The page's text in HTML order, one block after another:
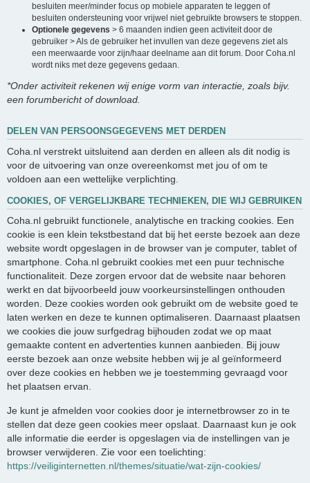
besluiten meer/minder focus op mobiele apparaten te leggen of
besluiten ondersteuning voor vrijwel niet gebruikte browsers te stoppen.
Optionele gegevens > 6 maanden indien geen activiteit door de
gebruiker > Als de gebruiker het invullen van deze gegevens ziet als
een meerwaarde voor zijn/haar deelname aan dit forum. Door Coha.nl
wordt niks met deze gegevens gedaan.
*Onder activiteit rekenen wij enige vorm van interactie, zoals bijv.
een forumbericht of download.
DELEN VAN PERSOONSGEGEVENS MET DERDEN
Coha.nl verstrekt uitsluitend aan derden en alleen als dit nodig is
voor de uitvoering van onze overeenkomst met jou of om te
voldoen aan een wettelijke verplichting.
COOKIES, OF VERGELIJKBARE TECHNIEKEN, DIE WIJ GEBRUIKEN
Coha.nl gebruikt functionele, analytische en tracking cookies. Een
cookie is een klein tekstbestand dat bij het eerste bezoek aan deze
website wordt opgeslagen in de browser van je computer, tablet of
smartphone. Coha.nl gebruikt cookies met een puur technische
functionaliteit. Deze zorgen ervoor dat de website naar behoren
werkt en dat bijvoorbeeld jouw voorkeursinstellingen onthouden
worden. Deze cookies worden ook gebruikt om de website goed te
laten werken en deze te kunnen optimaliseren. Daarnaast plaatsen
we cookies die jouw surfgedrag bijhouden zodat we op maat
gemaakte content en advertenties kunnen aanbieden. Bij jouw
eerste bezoek aan onze website hebben wij je al geïnformeerd
over deze cookies en hebben we je toestemming gevraagd voor
het plaatsen ervan.
Je kunt je afmelden voor cookies door je internetbrowser zo in te
stellen dat deze geen cookies meer opslaat. Daarnaast kun je ook
alle informatie die eerder is opgeslagen via de instellingen van je
browser verwijderen. Zie voor een toelichting:
https://veiliginternetten.nl/themes/situatie/wat-zijn-cookies/